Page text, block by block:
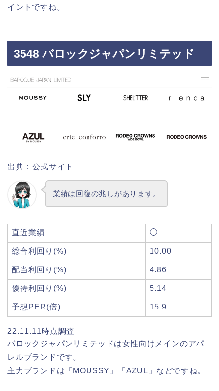
イントですね。
3548 バロックジャパンリミテッド
出典：公式サイト
業績は回復の兆しがあります。
直近業績 ◯
総合利回り(%) 10.00
配当利回り(%) 4.86
優待利回り(%) 5.14
予想PER(倍) 15.9
22.11.11時点調査
バロックジャパンリミテッドは女性向けメインのアパ
レルブランドです。
主力ブランドは「MOUSSY」「AZUL」などですね。